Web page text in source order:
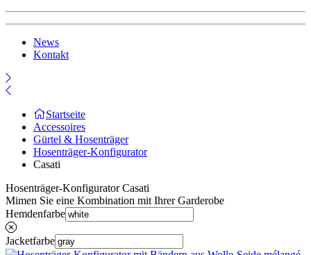
News
Kontakt
Startseite
Accessoires
Gürtel & Hosenträger
Hosenträger-Konfigurator
Casati
Hosenträger-Konfigurator Casati
Mimen Sie eine Kombination mit Ihrer Garderobe
Hemdenfarbe
Jacketfarbe